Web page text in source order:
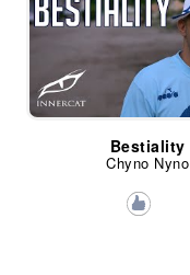
Bestiality
Chyno Nyno